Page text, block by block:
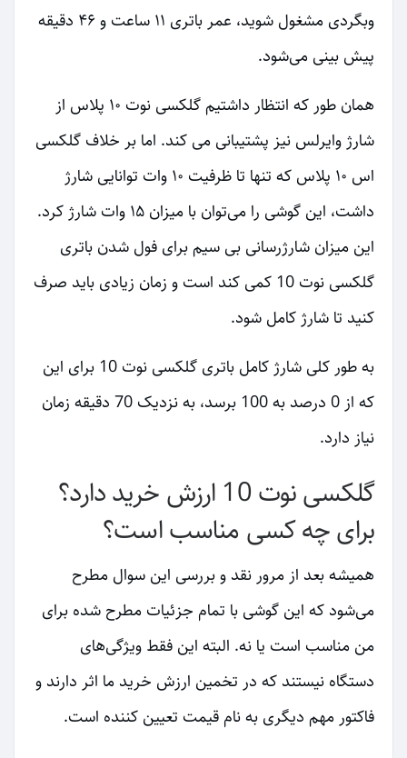
وبگردی مشغول شوید، عمر باتری ۱۱ ساعت و ۴۶ دقیقه
پیش بینی می‌شود.
همان طور که انتظار داشتیم گلکسی نوت ۱۰ پلاس از
شارژ وایرلس نیز پشتیبانی می کند. اما بر خلاف گلکسی
اس ۱۰ پلاس که تنها تا ظرفیت ۱۰ وات توانایی شارژ
داشت، این گوشی را می‌توان با میزان ۱۵ وات شارژ کرد.
این میزان شارژرسانی بی سیم برای فول شدن باتری
گلکسی نوت 10 کمی کند است و زمان زیادی باید صرف
کنید تا شارژ کامل شود.
به طور کلی شارژ کامل باتری گلکسی نوت 10 برای این
که از 0 درصد به 100 برسد، به نزدیک 70 دقیقه زمان
نیاز دارد.
گلکسی نوت 10 ارزش خرید دارد؟
برای چه کسی مناسب است؟
همیشه بعد از مرور نقد و بررسی این سوال مطرح
می‌شود که این گوشی با تمام جزئیات مطرح شده برای
من مناسب است یا نه. البته این فقط ویژگی‌های
دستگاه نیستند که در تخمین ارزش خرید ما اثر دارند و
فاکتور مهم دیگری به نام قیمت تعیین کننده است.